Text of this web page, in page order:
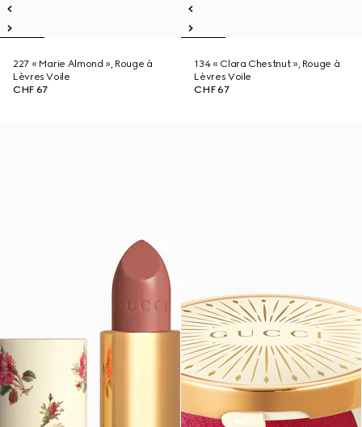
227 « Marie Almond », Rouge à
Lèvres Voile
CHF 67
134 « Clara Chestnut », Rouge à
Lèvres Voile
CHF 67